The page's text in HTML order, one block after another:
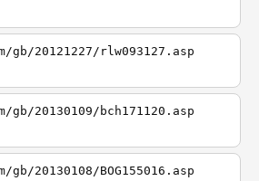
20121227/rlw093127.asp
20130109/bch171120.asp
20130108/BOG155016.asp